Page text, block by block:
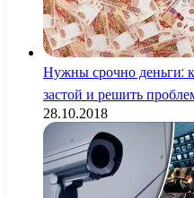
Нужны срочно деньги:
застой и решить
28.10.2018